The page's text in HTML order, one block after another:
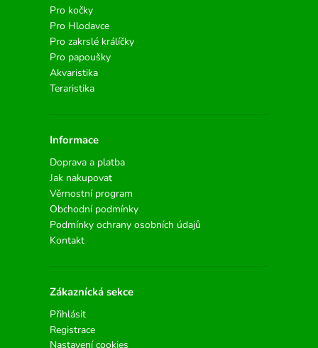
Pro kočky
Pro Hlodavce
Pro zakrslé králíčky
Pro papoušky
Akvaristika
Teraristika
Informace
Doprava a platba
Jak nakupovat
Věrnostní program
Obchodní podmínky
Podmínky ochrany osobních údajů
Kontakt
Zákaznícká sekce
Přihlásit
Registrace
Nastavení cookies